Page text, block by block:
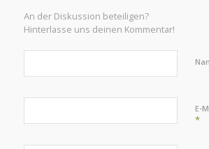
An der Diskussion beteiligen?
Hinterlasse uns deinen Kommentar!
E-
*